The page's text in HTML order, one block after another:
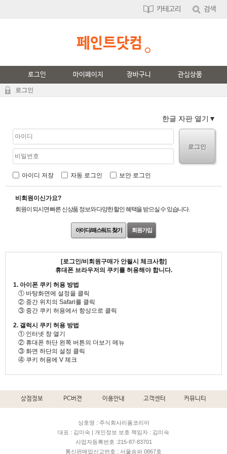
카테고리 검색
로그인 마이페이지 장바구니 관심상품
로그인
한글 자판 열기
로그인
아이디 저장 자동 로그인 보안 로그인
비회원이신가요?
회원이 되시면 빠른 신상품 정보와 다양한 할인 혜택을 받으실 수 있습니다.
아이디/패스워드 찾기 회원가입
[로그인/비회원구매가 안될시 체크사항]
휴대폰 브라우저의 쿠키를 허용해야 합니다.
1. 아이폰 쿠키 허용 방법
① 바탕화면에 설정을 클릭
② 중간 위치의 Safari를 클릭
③ 중간 쿠키 허용에서 항상으로 클릭
2. 갤럭시 쿠키 허용 방법
① 인터넷 창 열기
② 휴대폰 하단 왼쪽 버튼의 더보기 메뉴
③ 화면 하단의 설정 클릭
④ 쿠키 허용에 V 체크
상점정보 PC버젼 이용안내 고객센터 커뮤니티
상호명 : 주식회사리폼코리아
대표 : 김미숙 | 개인정보 보호 책임자 : 김미숙
사업자등록번호 :215-87-83701
통신판매업신고번호 : 서울송파 0867호